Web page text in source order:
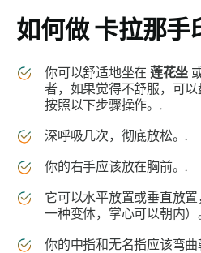
如何做卡拉那手
你可以舒适地坐在 莲花坐
者，如果觉得不舒服，可以
按照以下步骤操作。.
深呼吸几次，彻底放松。.
你的右手应该放在胸前。.
它可以水平放置或垂直放
一种变体，掌心可以朝内）
你的中指和无名指应该弯